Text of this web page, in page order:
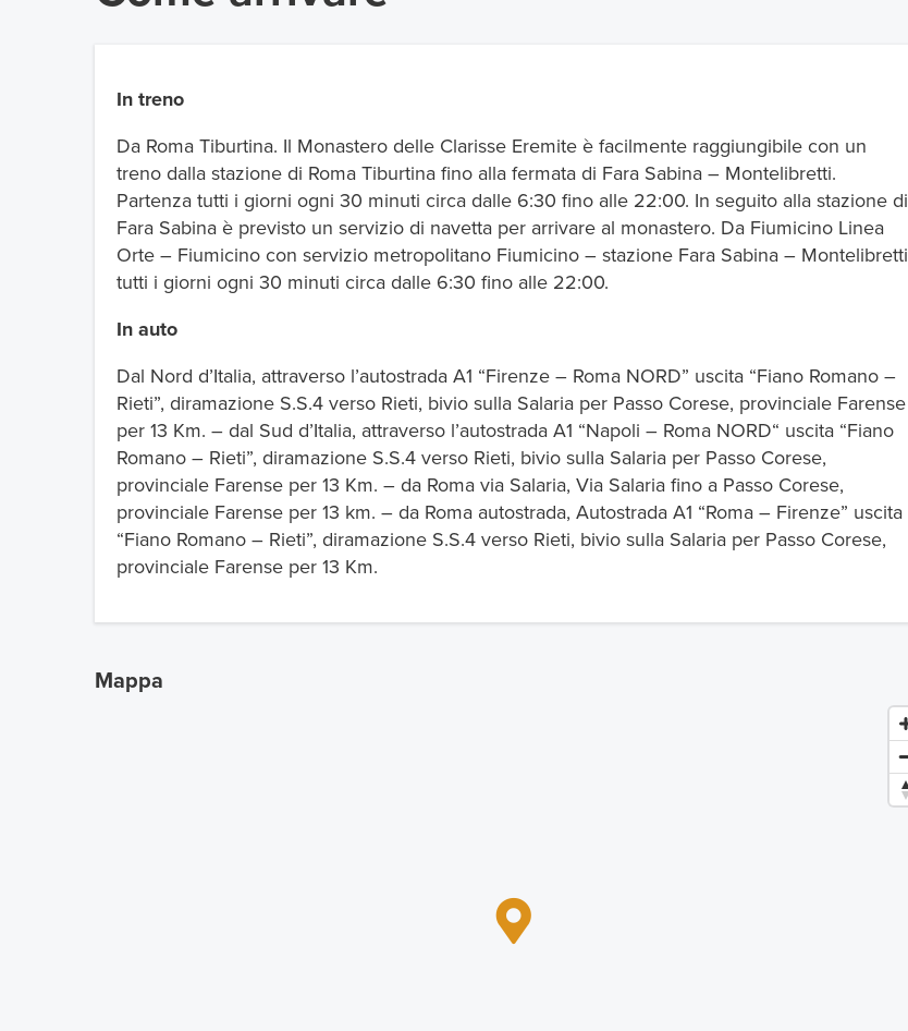
In treno
Da Roma Tiburtina. Il Monastero delle Clarisse Eremite è facilmente raggiungibile con un
treno dalla stazione di Roma Tiburtina fino alla fermata di Fara Sabina – Montelibretti.
Partenza tutti i giorni ogni 30 minuti circa dalle 6:30 fino alle 22:00. In seguito alla stazione di
Fara Sabina è previsto un servizio di navetta per arrivare al monastero. Da Fiumicino Linea
Orte – Fiumicino con servizio metropolitano Fiumicino – stazione Fara Sabina – Montelibretti
tutti i giorni ogni 30 minuti circa dalle 6:30 fino alle 22:00.
In auto
Dal Nord d’Italia, attraverso l’autostrada A1 “Firenze – Roma NORD” uscita “Fiano Romano –
Rieti”, diramazione S.S.4 verso Rieti, bivio sulla Salaria per Passo Corese, provinciale Farense
per 13 Km. – dal Sud d’Italia, attraverso l’autostrada A1 “Napoli – Roma NORD“ uscita “Fiano
Romano – Rieti”, diramazione S.S.4 verso Rieti, bivio sulla Salaria per Passo Corese,
provinciale Farense per 13 Km. – da Roma via Salaria, Via Salaria fino a Passo Corese,
provinciale Farense per 13 km. – da Roma autostrada, Autostrada A1 “Roma – Firenze” uscita
“Fiano Romano – Rieti”, diramazione S.S.4 verso Rieti, bivio sulla Salaria per Passo Corese,
provinciale Farense per 13 Km.
Mappa